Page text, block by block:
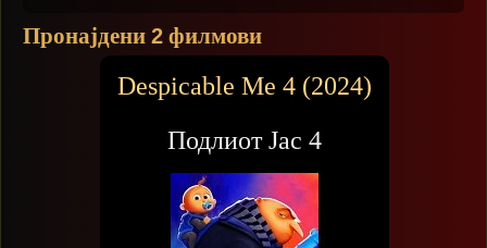
Пронајдени 2 филмови
Despicable Me 4 (2024)
Подлиот Јас 4